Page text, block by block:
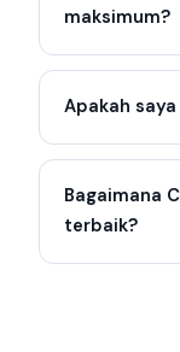
maksimum?
Apakah
Bagaimana
terbaik?